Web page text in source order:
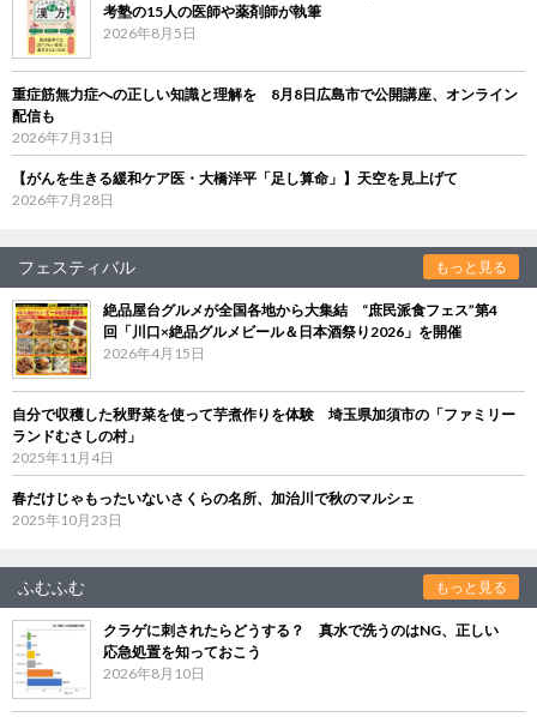
考塾の15人の医師や薬剤師が執筆
2026年8月5日
重症筋無力症への正しい知識と理解を 8月8日広島市で公開講座、オンライン
配信も
2026年7月31日
【がんを生きる緩和ケア医・大橋洋平「足し算命」】天空を見上げて
2026年7月28日
フェスティバル もっと見る
絶品屋台グルメが全国各地から大集結 “庶民派食フェス”第4
回「川口×絶品グルメビール＆日本酒祭り2026」を開催
2026年4月15日
自分で収穫した秋野菜を使って芋煮作りを体験 埼玉県加須市の「ファミリー
ランドむさしの村」
2025年11月4日
春だけじゃもったいないさくらの名所、加治川で秋のマルシェ
2025年10月23日
ふむふむ もっと見る
クラゲに刺されたらどうする？ 真水で洗うのはNG、正しい
応急処置を知っておこう
2026年8月10日